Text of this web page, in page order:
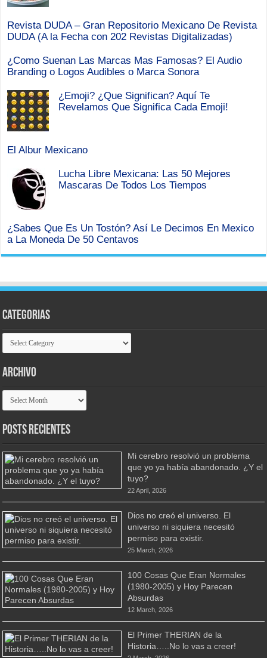
Revista DUDA – Gran Repositorio Mexicano De Revista
DUDA (A la Fecha con 202 Revistas Digitalizadas)
¿Como Suenan Las Marcas Mas Famosas? El Audio
Branding o Logos Audibles o Marca Sonora
¿Emoji? ¿Que Significan? Aquí Te
Revelamos Que Significa Cada Emoji!
El Albur Mexicano
Lucha Libre Mexicana: Las 50 Mejores
Mascaras De Todos Los Tiempos
¿Sabes Que Es Un Tostón? Así Le Decimos En Mexico
a La Moneda De 50 Centavos
Categorias
Categorias
Archivo
Archivo
Posts Recientes
Mi cerebro resolvió un problema
que yo ya había abandonado. ¿Y el
tuyo?
22 April, 2026
Dios no creó el universo. El
universo ni siquiera necesitó
permiso para existir.
25 March, 2026
100 Cosas Que Eran Normales
(1980-2005) y Hoy Parecen
Absurdas
12 March, 2026
El Primer THERIAN de la
Historia…..No lo vas a creer!